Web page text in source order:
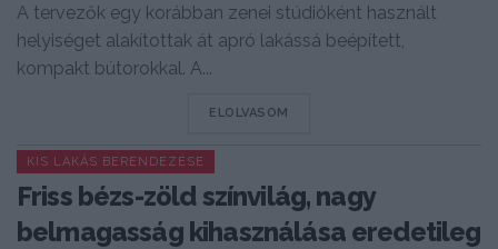
A tervezők egy korábban zenei stúdióként használt
helyiséget alakítottak át apró lakássá beépített,
kompakt bútorokkal. A...
ELOLVASOM
KIS LAKÁS BERENDEZÉSE
Friss bézs-zöld színvilág, nagy
belmagasság kihasználása eredetileg